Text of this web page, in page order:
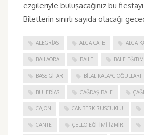
ezgileriyle buluşacağınız bu fiestayı
Biletlerin sınırlı sayıda olacağı
ALEGRIAS ALGA CAFE ALGA
BAILAORA BAILE BALE
BASS GITAR BILAL KALAYCIOĞULLARI
BULERIAS ÇAĞDAŞ BALE
CAJON CANBERK RUSCUKLU
CANTE ÇELLO EĞITIMI İZMIR